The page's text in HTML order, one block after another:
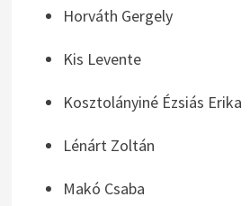
Horváth Gergely
Kis Levente
Kosztolányiné Ézsiás Erika
Lénárt Zoltán
Makó Csaba